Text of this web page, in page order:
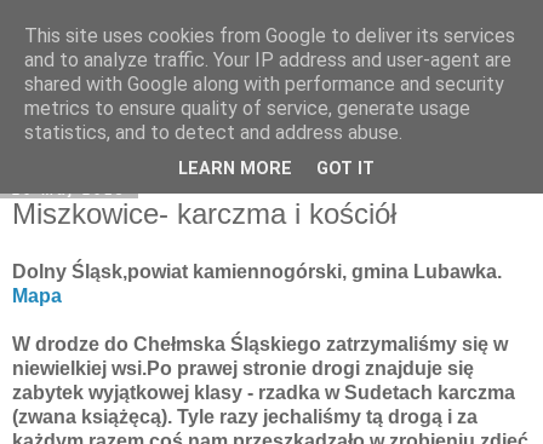
Moje miejsce
Miszkowice- karczma i kościół
Dolny Śląsk,powiat kamiennogórski, gmina Lubawka.
Mapa
W drodze do Chełmska Śląskiego zatrzymaliśmy się w
niewielkiej wsi.Po prawej stronie drogi znajduje się
zabytek wyjątkowej klasy - rzadka w Sudetach karczma
(zwana książęcą). Tyle razy jechaliśmy tą drogą i za
This site uses cookies from Google to deliver its services
and to analyze traffic. Your IP address and user-agent are
shared with Google along with performance and security
metrics to ensure quality of service, generate usage
statistics, and to detect and address abuse.
LEARN MORE GOT IT